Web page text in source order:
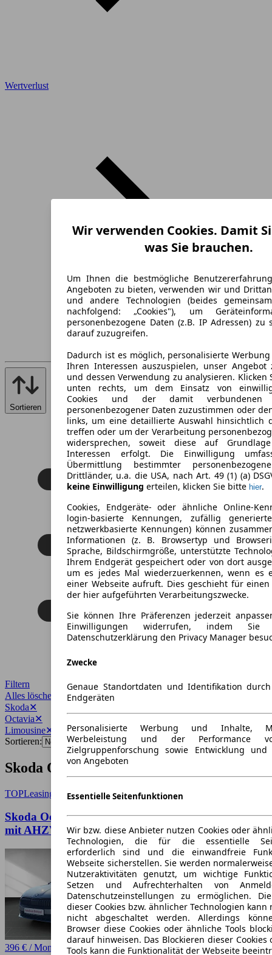
Wertverlust
Sortieren
Filtern
Alles löschen
Skoda✕
Octavia✕
Limousine✕
Sortieren:
Skoda Octavia Limousine Angebote
TOPLeasing
Skoda Octavia IV 1.5 TSI mHEV DSG Sportline
mit AHZV
396 € / Monat
Wir verwenden Cookies. Damit
was Sie brauchen.
Um Ihnen die bestmögliche
Angeboten zu bieten, verwenden wir und
und andere Technologien (beides
nachfolgend: „Cookies"), um
personenbezogene Daten (z.B. IP Adressen) zu
darauf zuzugreifen.
Dadurch ist es möglich, personalisierte
Ihren Interessen auszuspielen, unser Angebot
und dessen Verwendung zu analysieren. Klicken
unten rechts, um dem Einsatz von
Cookies und der damit verbundenen
personenbezogener Daten zuzustimmen oder
links, um eine detaillierte Auswahl hinsichtlich
treffen oder um der Verarbeitung
widersprechen, soweit diese auf
Interessen erfolgt. Die Einwilligung
Übermittlung bestimmter
Drittländer, u.a. die USA, nach Art. 49 (1) (a)
keine Einwilligung erteilen, klicken Sie bitte hier.
Cookies, Endgeräte- oder ähnliche Online-
login-basierte Kennungen, zufällig
netzwerkbasierte Kennungen) können
Informationen (z. B. Browsertyp und
Sprache, Bildschirmgröße, unterstützte
Ihrem Endgerät gespeichert oder von dort
um es jedes Mal wiederzuerkennen, wenn es
einer Webseite aufruft. Dies geschieht für
der hier aufgeführten Verarbeitungszwecke.
Sie können Ihre Präferenzen jederzeit
Einwilligungen widerrufen, indem
Datenschutzerklärung den Privacy Manager
Zwecke
Genaue Standortdaten und Identifikation
Endgeräten
Personalisierte Werbung und Inhalte,
Werbeleistung und der Performance
Zielgruppenforschung sowie Entwicklung und
von Angeboten
Essentielle Seitenfunktionen
Wir bzw. diese Anbieter nutzen Cookies oder
Technologien, die für die essentielle
erforderlich sind und die einwandfreie
Webseite sicherstellen. Sie werden
Nutzeraktivitäten genutzt, um wichtige
Setzen und Aufrechterhalten von
Datenschutzeinstellungen zu ermöglichen.
dieser Cookies bzw. ähnlicher Technologien kann
nicht abgeschaltet werden. Allerdings
Browser diese Cookies oder ähnliche Tools
darauf hinweisen. Das Blockieren dieser
Tools kann die Funktionalität der Webseite